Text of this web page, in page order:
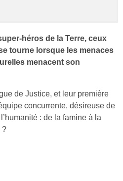
héros de la Terre, ceux
tourne lorsque les menaces
menacent son
de Justice, et leur première
concurrente, désireuse de
: de la famine à la
?